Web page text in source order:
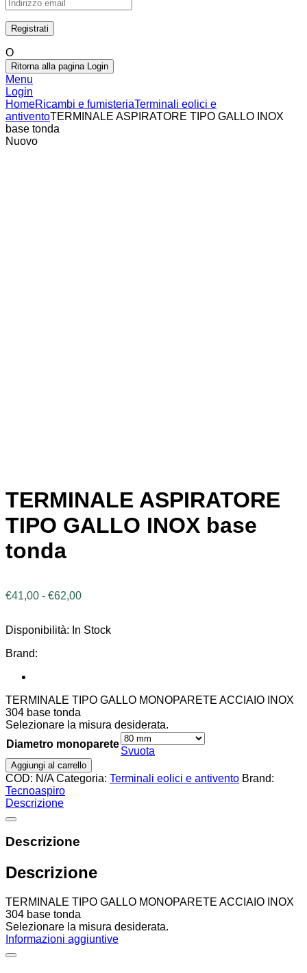
O
Ritorna alla pagina Login
Menu
Login
HomeRicambi e fumisteriaTerminali eolici e
antiventoTERMINALE ASPIRATORE TIPO GALLO INOX
base tonda
Nuovo
TERMINALE ASPIRATORE
TIPO GALLO INOX base
tonda
€41,00 - €62,00Fascia
da
Disponibilità: In Stock
Brand:
TERMINALE TIPO GALLO MONOPARETE ACCIAIO INOX
304 base tonda
Selezionare la misura desiderata.
Diametro monoparete
Svuota
Aggiungi al carrello
COD: N/A Categoria: Terminali eolici e antivento Brand:
Tecnoaspiro
Descrizione
Descrizione
Descrizione
TERMINALE TIPO GALLO MONOPARETE ACCIAIO INOX
304 base tonda
Selezionare la misura desiderata.
Informazioni aggiuntive